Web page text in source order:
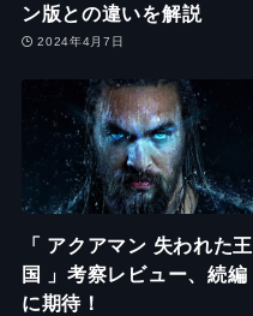
ン版との違いを解説
2024年4月7日
「 アクアマン 失われた王
国 」考察レビュー、続編
に期待！